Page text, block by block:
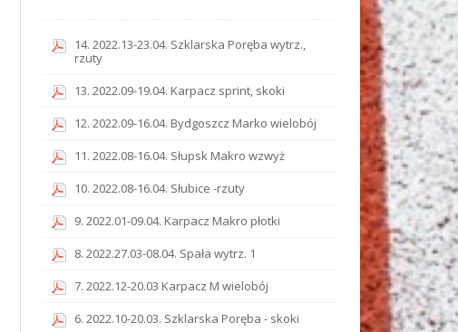
14. 2022.13-23.04. Szklarska Poręba wytrz.,
rzuty
13. 2022.09-19.04. Karpacz sprint, skoki
12. 2022.09-16.04. Bydgoszcz Marko wielobój
11. 2022.08-16.04. Słupsk Makro wzwyż
10. 2022.08-16.04. Słubice -rzuty
9. 2022.01-09.04. Karpacz Makro płotki
8. 2022.27.03-08.04. Spała wytrz. 1
7. 2022.12-20.03 Karpacz M wielobój
6. 2022.10-20.03. Szklarska Poręba - skoki